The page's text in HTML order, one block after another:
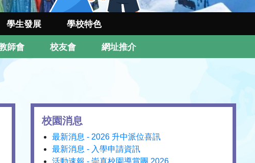
學生發展 學校特色
師會 校友會 網址推介
校園消息
最新消息 - 2026 升中派位喜訊
最新消息 - 入學申請資訊
活動速報 - 崇真校園導賞團 2026